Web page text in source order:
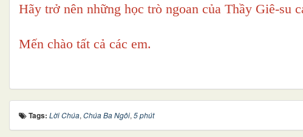
Hãy trở nên những học trò ngoan của Thầy Giê-su
Mến chào tất cả các em.
Tags: Lời Chúa, Chúa Ba Ngôi, 5 phút